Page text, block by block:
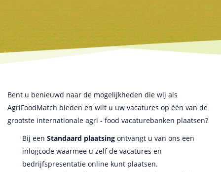
Bent u benieuwd naar de mogelijkheden die wij als
AgriFoodMatch bieden en wilt u uw vacatures op één van de
grootste internationale agri - food vacaturebanken plaatsen?
Bij een Standaard plaatsing ontvangt u van ons een
inlogcode waarmee u zelf de vacatures en
bedrijfspresentatie online kunt plaatsen.